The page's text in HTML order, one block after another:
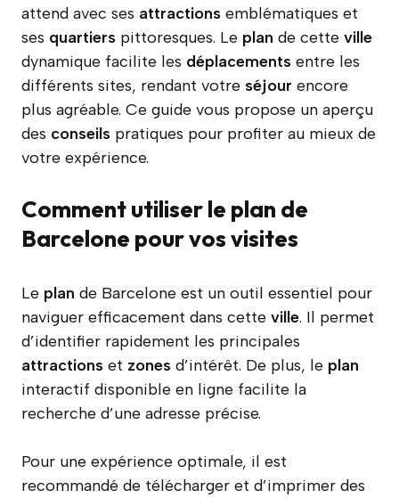
attend avec ses attractions emblématiques et
ses quartiers pittoresques. Le plan de cette ville
dynamique facilite les déplacements entre les
différents sites, rendant votre séjour encore
plus agréable. Ce guide vous propose un aperçu
des conseils pratiques pour profiter au mieux de
votre expérience.
Comment utiliser le plan de
Barcelone pour vos visites
Le plan de Barcelone est un outil essentiel pour
naviguer efficacement dans cette ville. Il permet
d’identifier rapidement les principales
attractions et zones d’intérêt. De plus, le plan
interactif disponible en ligne facilite la
recherche d’une adresse précise.
Pour une expérience optimale, il est
recommandé de télécharger et d’imprimer des